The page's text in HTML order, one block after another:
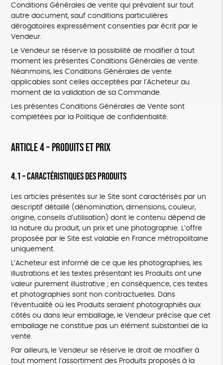
Conditions Générales de vente qui prévalent sur tout
autre document, sauf conditions particulières
dérogatoires expressément consenties par écrit par le
Vendeur.
Le Vendeur se réserve la possibilité de modifier à tout
moment les présentes Conditions Générales de vente.
Néanmoins, les Conditions Générales de vente
applicables sont celles acceptées par l’Acheteur au
moment de la validation de sa Commande.
Les présentes Conditions Générales de Vente sont
complétées par la Politique de confidentialité.
ARTICLE 4 – PRODUITS ET PRIX
4.1 – Caractéristiques des Produits
Les articles présentés sur le Site sont caractérisés par un
descriptif détaillé (dénomination, dimensions, couleur,
origine, conseils d’utilisation) dont le contenu dépend de
la nature du produit, un prix et une photographie. L’offre
proposée par le Site est valable en France métropolitaine
uniquement.
L’Acheteur est informé de ce que les photographies, les
illustrations et les textes présentant les Produits ont une
valeur purement illustrative ; en conséquence, ces textes
et photographies sont non contractuelles. Dans
l’éventualité où les Produits seraient photographiés aux
côtés ou dans leur emballage, le Vendeur précise que cet
emballage ne constitue pas un élément substantiel de la
vente.
Par ailleurs, le Vendeur se réserve le droit de modifier à
tout moment l’assortiment des Produits proposés à la